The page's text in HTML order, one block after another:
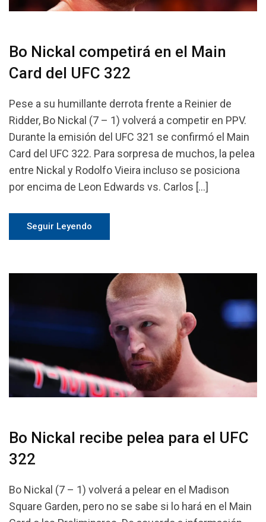
Bo Nickal competirá en el Main
Card del UFC 322
Pese a su humillante derrota frente a Reinier de
Ridder, Bo Nickal (7 – 1) volverá a competir en PPV.
Durante la emisión del UFC 321 se confirmó el Main
Card del UFC 322. Para sorpresa de muchos, la pelea
entre Nickal y Rodolfo Vieira incluso se posiciona
por encima de Leon Edwards vs. Carlos […]
Seguir Leyendo
Bo Nickal recibe pelea para el UFC
322
Bo Nickal (7 – 1) volverá a pelear en el Madison
Square Garden, pero no se sabe si lo hará en el Main